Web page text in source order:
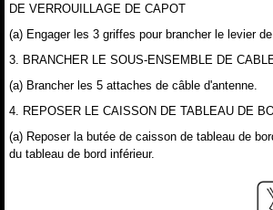
DE VERROUILLAGE DE CAPOT
(a) Engager les 3 griffes pour brancher le levier
3. BRANCHER LE SOUS-ENSEMBLE DE
(a) Brancher les 5 attaches de câble d'antenne.
4. REPOSER LE CAISSON DE TABLEAU DE
(a) Reposer la butée de caisson de tableau de
du tableau de bord inférieur.